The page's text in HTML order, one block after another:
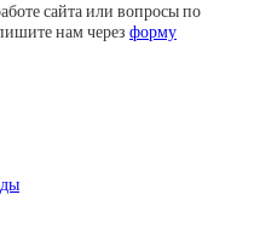
сайта или вопросы по
нам через форму